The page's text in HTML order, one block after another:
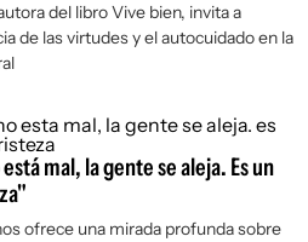
del libroVive bien, invita a
de las virtudes y el autocuidado en la
mal, la gente se aleja. Es un
ofrece una mirada profunda sobre